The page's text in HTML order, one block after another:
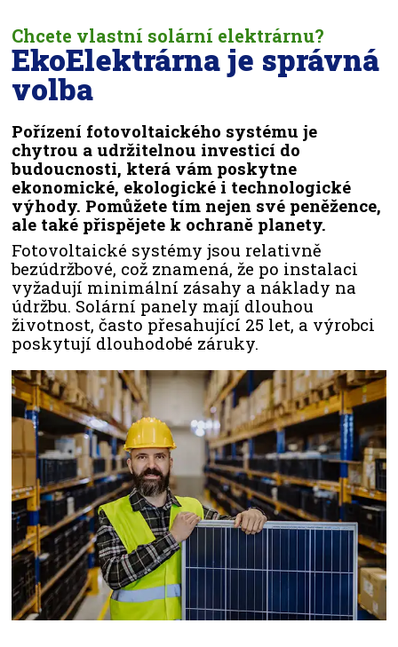
Chcete vlastní solární elektrárnu?
EkoElektrárna je správná
volba
Pořízení fotovoltaického systému je
chytrou a udržitelnou investicí do
budoucnosti, která vám poskytne
ekonomické, ekologické i technologické
výhody. Pomůžete tím nejen své peněžence,
ale také přispějete k ochraně planety.
Fotovoltaické systémy jsou relativně
bezúdržbové, což znamená, že po instalaci
vyžadují minimální zásahy a náklady na
údržbu. Solární panely mají dlouhou
životnost, často přesahující 25 let, a výrobci
poskytují dlouhodobé záruky.